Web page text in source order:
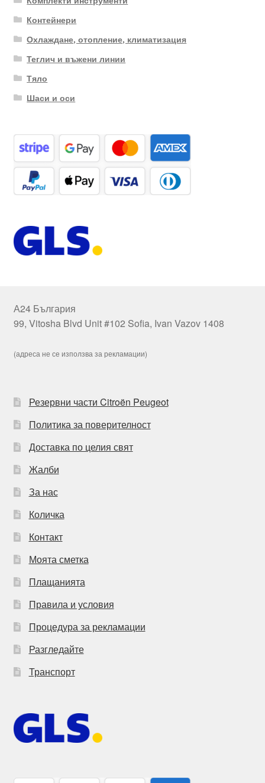
Контейнери
Охлаждане, отопление, климатизация
Теглич и въжени линии
Тяло
Шаси и оси
А24 България
99, Vitosha Blvd Unit #102 Sofia, Ivan Vazov 1408
(адреса не се използва за рекламации)
Резервни части Citroën Peugeot
Политика за поверителност
Доставка по целия свят
Жалби
За нас
Количка
Контакт
Моята сметка
Плащанията
Правила и условия
Процедура за рекламации
Разгледайте
Транспорт